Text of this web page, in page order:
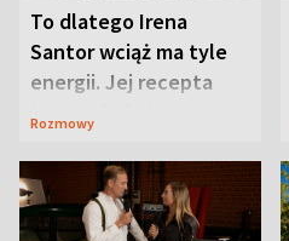
To dlatego Irena
Santor wciąż ma tyle
energii. Jej recepta
jest zaskakująco
Rozmowy